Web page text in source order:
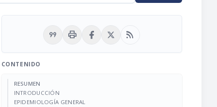
format_quote print rss_feed
CONTENIDO
RESUMEN
INTRODUCCIÓN
EPIDEMIOLOGÍA GENERAL